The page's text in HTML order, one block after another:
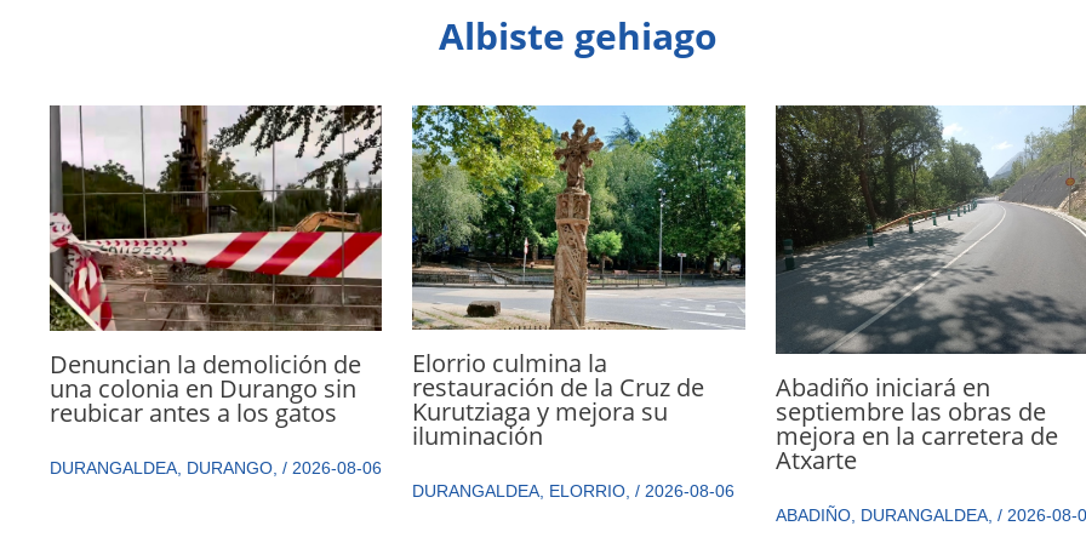
Albiste gehiago
Denuncian la demolición de
una colonia en Durango sin
reubicar antes a los gatos
DURANGALDEA, DURANGO, / 2026-08-06
Elorrio culmina la
restauración de la Cruz de
Kurutziaga y mejora su
iluminación
DURANGALDEA, ELORRIO,/2026-08-06
Abadiño iniciará en
septiembre las obras de
mejora en la carretera de
Atxarte
ABADIÑO, DURANGALDEA, / 2026-08-